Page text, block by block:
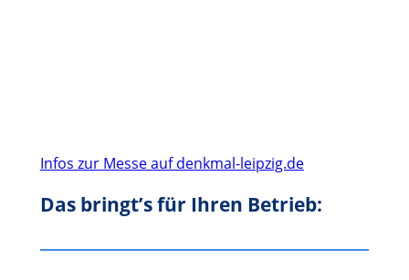
Infos zur Messe auf denkmal-leipzig.de
Das bringt’s für Ihren Betrieb: